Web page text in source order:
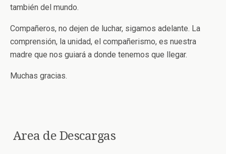
también del mundo.
Compañeros, no dejen de luchar, sigamos adelante. La
comprensión, la unidad, el compañerismo, es nuestra
madre que nos guiará a donde tenemos que llegar.
Muchas gracias.
Area de Descargas